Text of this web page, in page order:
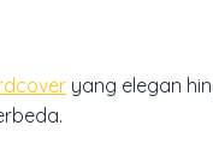
yang elegan